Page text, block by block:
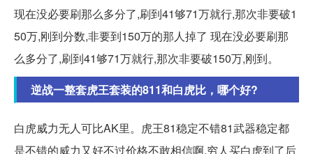
现在没必要刷那么多分了,刷到41够71万就行,那次非要破1
50万,刚到分数,非要到150万的那人掉了 现在没必要刷那
么多分了,刷到41够71万就行,那次非要破150万,刚到。
逆战一整套虎王套装的811和白虎比，哪个好?
白虎威力无人可比AK里。虎王81稳定不错81武器稳定都
是不错的威力又好不过价格不敢相信啊,穷人买白虎到了后